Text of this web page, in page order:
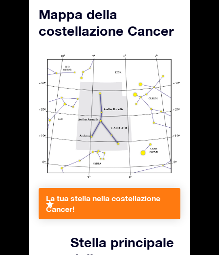
Mappa della
costellazione Cancer
La tua stella nella costellazione
Cancer!
Stella principale